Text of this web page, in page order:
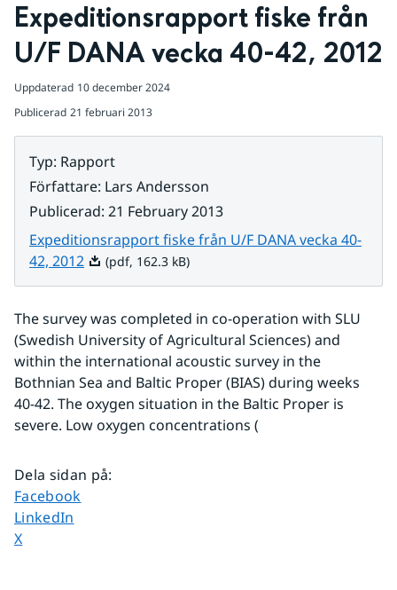
Expeditionsrapport fiske från
U/F DANA vecka 40-42, 2012
Uppdaterad 10 december 2024
Publicerad 21 februari 2013
Typ: Rapport
Författare: Lars Andersson
Publicerad: 21 February 2013
Expeditionsrapport fiske från U/F DANA vecka 40-
42, 2012 Pdf, 162.3 kB.
(pdf, 162.3 kB)
The survey was completed in co-operation with SLU
(Swedish University of Agricultural Sciences) and
within the international acoustic survey in the
Bothnian Sea and Baltic Proper (BIAS) during weeks
40-42. The oxygen situation in the Baltic Proper is
severe. Low oxygen concentrations (
Dela sidan på:
Dela sidan på
Facebook
Dela sidan på
LinkedIn
Dela sidan på
X